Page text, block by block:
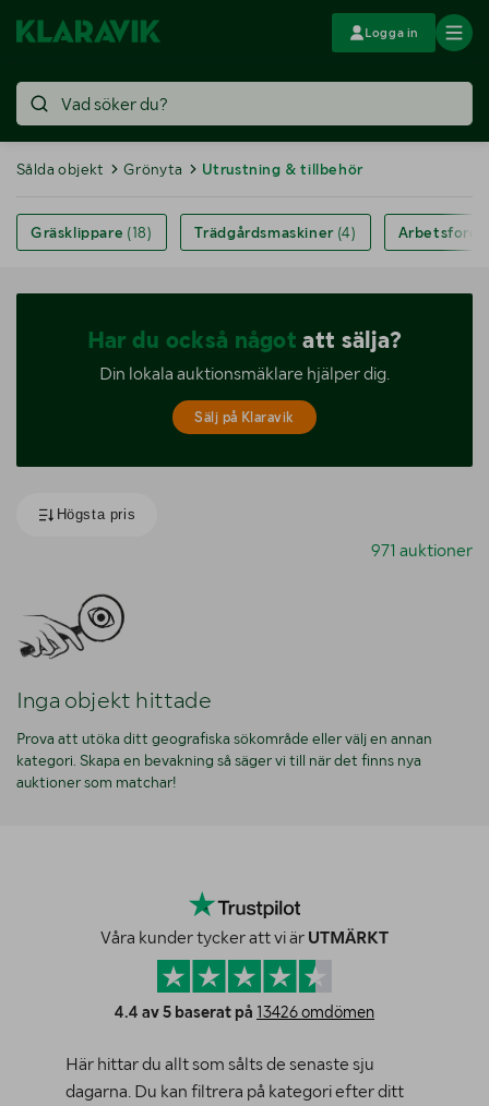
Logga in
Sålda objekt Grönyta Utrustning & tillbehör
Gräsklippare (18) Trädgårdsmaskiner (4)
Har du också någotatt sälja?
Din lokala auktionsmäklare hjälper dig.
Sälj på Klaravik
971 auktioner
Inga objekt hittade
Prova att utöka ditt geografiska sökområde eller välj en annan
kategori. Skapa en bevakning så säger vi till när det finns nya
auktioner som matchar!
Våra kunder tycker att vi är UTMÄRKT
4.4 av 5 baserat på 13426 omdömen
Här hittar du allt som sålts de senaste sju
dagarna. Du kan filtrera på kategori efter ditt